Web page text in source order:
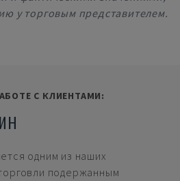
у торговым представителем.
С КЛИЕНТАМИ:
одним из наших
подержанным